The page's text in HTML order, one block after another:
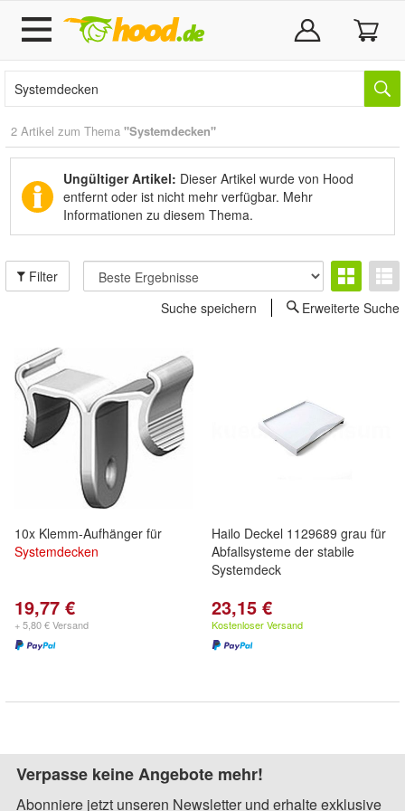
2 Artikel zum Thema "Systemdecken"
Ungültiger Artikel: Dieser Artikel wurde von Hood
entfernt oder ist nicht mehr verfügbar. Mehr
Informationen zu diesem Thema.
Filter
Suche speichern
Erweiterte Suche
10x Klemm-Aufhänger für
Systemdecken
19,77 €
+ 5,80 € Versand
Hailo Deckel 1129689 grau für
Abfallsysteme der stabile
Systemdeck
23,15 €
Kostenloser Versand
Verpasse keine Angebote mehr!
Abonniere jetzt unseren Newsletter und erhalte exklusive